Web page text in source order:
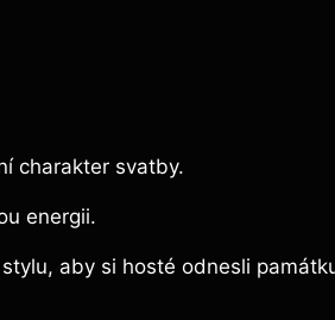
charakter svatby.
energii.
aby si hosté odnesli